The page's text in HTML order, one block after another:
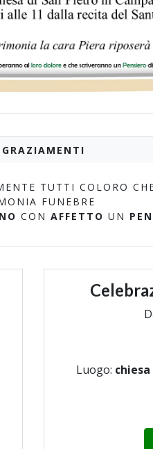
TUTTI COLORO
FUNEBRE
CON AFFETTO UN
Luogo: